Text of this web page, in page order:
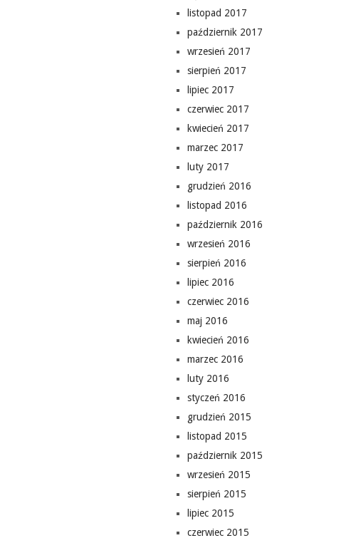
listopad 2017
październik 2017
wrzesień 2017
sierpień 2017
lipiec 2017
czerwiec 2017
kwiecień 2017
marzec 2017
luty 2017
grudzień 2016
listopad 2016
październik 2016
wrzesień 2016
sierpień 2016
lipiec 2016
czerwiec 2016
maj 2016
kwiecień 2016
marzec 2016
luty 2016
styczeń 2016
grudzień 2015
listopad 2015
październik 2015
wrzesień 2015
sierpień 2015
lipiec 2015
czerwiec 2015